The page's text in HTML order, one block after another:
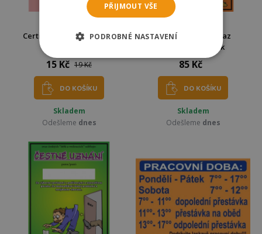
Certifikát - Dvacítka jsem
15 Kč 19 Kč
DO KOŠÍKU
Skladem
Odešleme dnes
Čestné uznání - Svaz
hodných babiček
85 Kč
DO KOŠÍKU
Skladem
Odešleme dnes
PŘIJMOUT VŠE
PODROBNÉ NASTAVENÍ